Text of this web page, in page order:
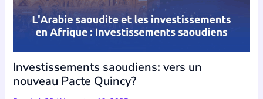
Investissements saoudiens: vers un
nouveau Pacte Quincy?